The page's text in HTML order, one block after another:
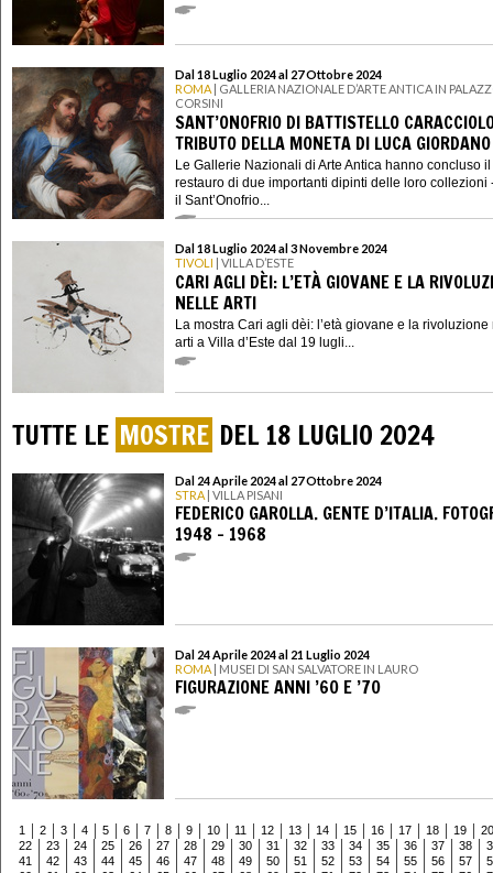
Dal 18 Luglio 2024 al 27 Ottobre 2024
ROMA | GALLERIA NAZIONALE D’ARTE ANTICA IN
CORSINI
SANT’ONOFRIO DI BATTISTELLO
TRIBUTO DELLA MONETA DI LUCA GIORDANO
Le Gallerie Nazionali di Arte Antica hanno concluso il
restauro di due importanti dipinti delle loro collezioni
il Sant’Onofrio...
Dal 18 Luglio 2024 al 3 Novembre 2024
TIVOLI | VILLA D’ESTE
CARI AGLI DÈI: L’ETÀ GIOVANE E LA
NELLE ARTI
La mostra Cari agli dèi: l’età giovane e la rivoluzione
arti a Villa d’Este dal 19 lugli...
TUTTE LE MOSTRE DEL 18 LUGLIO 2024
Dal 24 Aprile 2024 al 27 Ottobre 2024
STRA | VILLA PISANI
FEDERICO GAROLLA. GENTE D’ITALIA.
1948 – 1968
Dal 24 Aprile 2024 al 21 Luglio 2024
ROMA | MUSEI DI SAN SALVATORE IN LAURO
FIGURAZIONE ANNI ’60 E ’70
1 2 3 4 5 6 7 8 9 10 11 12 13 14 15 16 17 18 19
20
22
23 24 25 26 27 28 29 30 31 32 33 34 35 36 37 38
41
42 43 44 45 46 47 48 49 50 51 52 53 54 55 56 57